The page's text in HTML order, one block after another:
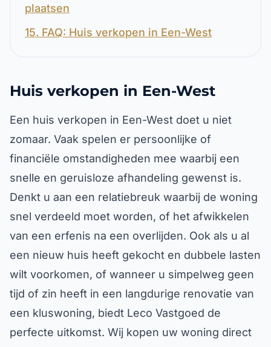
plaatsen
15. FAQ: Huis verkopen in Een-West
Huis verkopen in Een-West
Een huis verkopen in Een-West doet u niet
zomaar. Vaak spelen er persoonlijke of
financiële omstandigheden mee waarbij een
snelle en geruisloze afhandeling gewenst is.
Denkt u aan een relatiebreuk waarbij de woning
snel verdeeld moet worden, of het afwikkelen
van een erfenis na een overlijden. Ook als u al
een nieuw huis heeft gekocht en dubbele lasten
wilt voorkomen, of wanneer u simpelweg geen
tijd of zin heeft in een langdurige renovatie van
een kluswoning, biedt Leco Vastgoed de
perfecte uitkomst. Wij kopen uw woning direct